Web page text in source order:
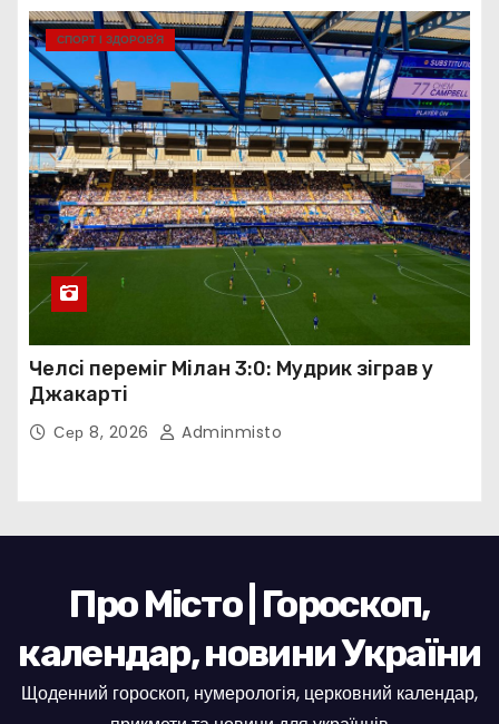
СПОРТ І ЗДОРОВ’Я
Челсі переміг Мілан 3:0: Мудрик зіграв у
Джакарті
Сер 8, 2026 Adminmisto
Про Місто | Гороскоп,
календар, новини України
Щоденний гороскоп, нумерологія, церковний календар,